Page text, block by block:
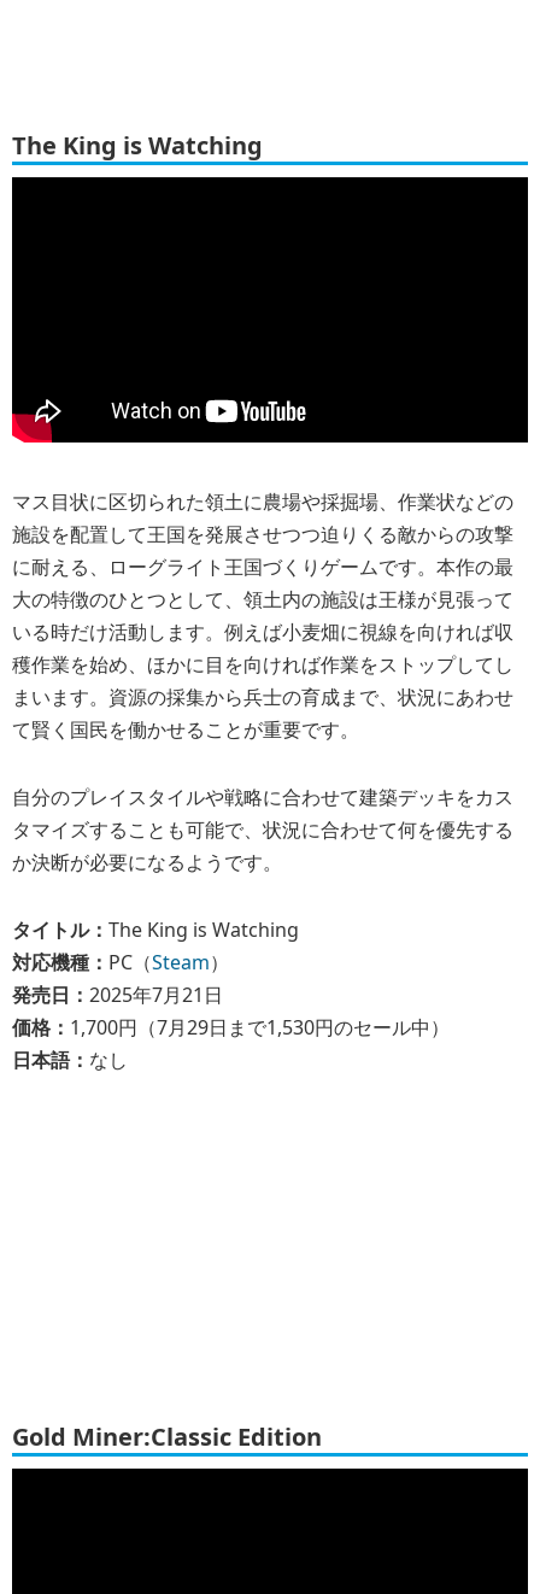
The King is Watching
マス目状に区切られた領土に農場や採掘場、作業状などの
施設を配置して王国を発展させつつ迫りくる敵からの攻撃
に耐える、ローグライト王国づくりゲームです。本作の最
大の特徴のひとつとして、領土内の施設は王様が見張って
いる時だけ活動します。例えば小麦畑に視線を向ければ収
穫作業を始め、ほかに目を向ければ作業をストップしてし
まいます。資源の採集から兵士の育成まで、状況にあわせ
て賢く国民を働かせることが重要です。
自分のプレイスタイルや戦略に合わせて建築デッキをカス
タマイズすることも可能で、状況に合わせて何を優先する
か決断が必要になるようです。
タイトル： The King is Watching
対応機種： PC（Steam）
発売日： 2025年7月21日
価格： 1,700円（7月29日まで1,530円のセール中）
日本語： なし
Gold Miner:Classic Edition